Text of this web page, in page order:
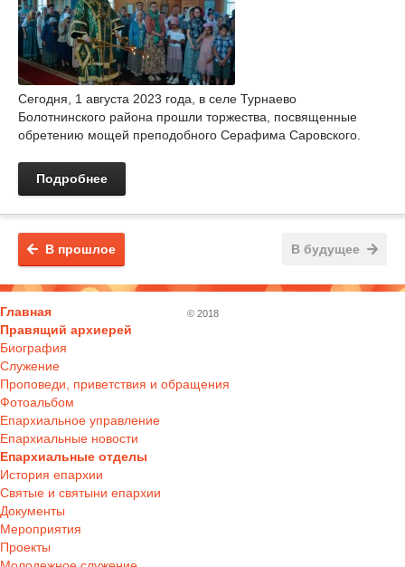
Сегодня, 1 августа 2023 года, в селе Турнаево
Болотнинского района прошли торжества, посвященные
обретению мощей преподобного Серафима Саровского.
Подробнее
В будущее
В прошлое
Главная
Правящий архиерей
Биография
Служение
Проповеди, приветствия и обращения
Фотоальбом
Епархиальное управление
Епархиальные новости
Епархиальные отделы
История епархии
Святые и святыни епархии
Документы
Мероприятия
Проекты
© 2018